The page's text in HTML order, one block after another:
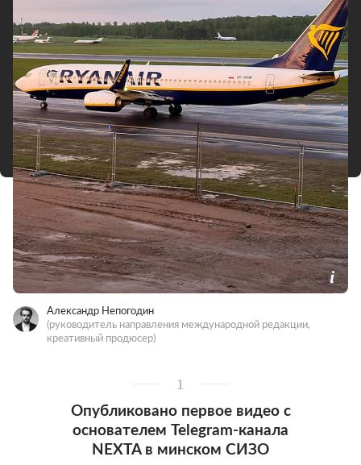
Александр Непогодин
(руководитель направления международной редакции,
креативный продюсер)
1
Опубликовано первое видео c
основателем Telegram-канала
NEXTA в минском СИЗО